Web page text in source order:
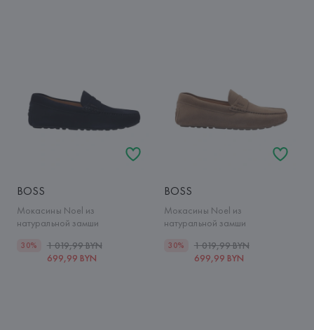
BOSS
Мокасины Noel из
натуральной замши
30%
1 019,99 BYN
699,99 BYN
BOSS
Мокасины Noel из
натуральной замши
30%
1 019,99 BYN
699,99 BYN